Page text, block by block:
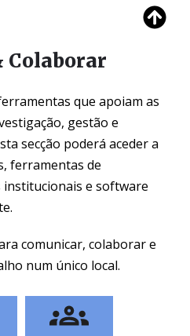
Colaborar
que apoiam as
gestão e
secção poderá aceder a
ferramentas de
institucionais e software
comunicar, colaborar e
num único local.